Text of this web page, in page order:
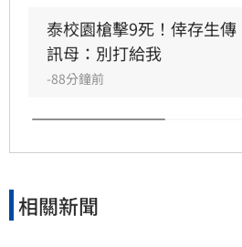
生後，泰國總理阿努廷（
隨即承諾推動新的槍枝管制
般民眾攜帶槍枝，僅允許執
泰校園槍擊9死！倖存生傳
訊母：別打給我
-88分鐘前
相關新聞